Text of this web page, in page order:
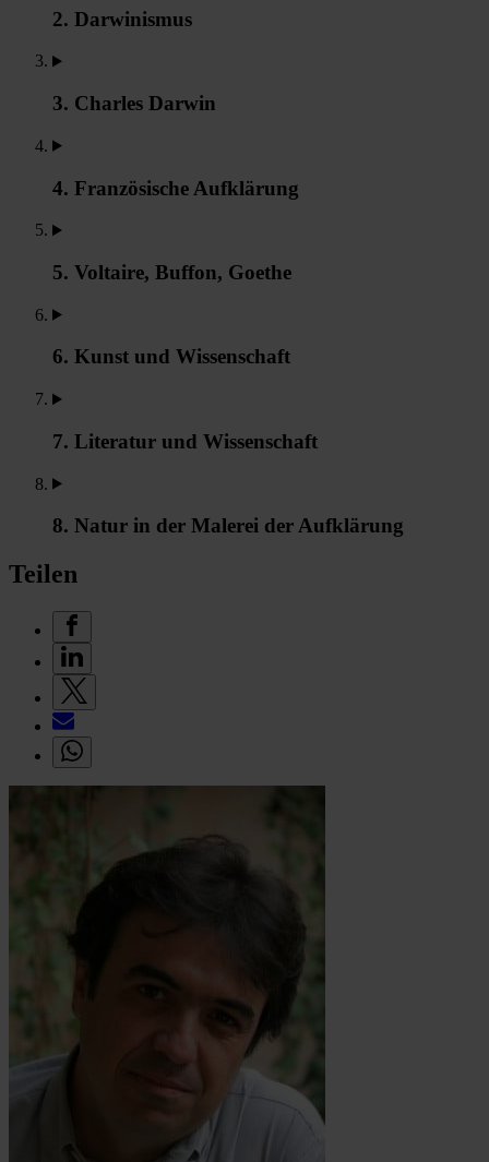
2. Darwinismus
3. Charles Darwin
4. Französische Aufklärung
5. Voltaire, Buffon, Goethe
6. Kunst und Wissenschaft
7. Literatur und Wissenschaft
8. Natur in der Malerei der Aufklärung
Teilen